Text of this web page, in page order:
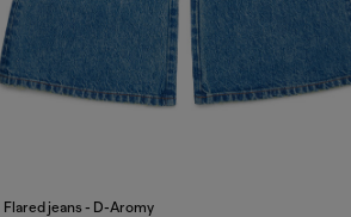
Flared jeans - D-Aromy